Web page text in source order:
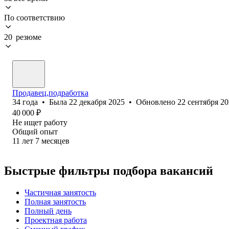
По соответствию
20 резюме
Продавец,подработка
34 года • Была 22 декабря 2025 • Обновлено 22 сентября
40 000 ₽
Не ищет работу
Общий опыт
11 лет 7 месяцев
Быстрые фильтры подбора вакансий
Частичная занятость
Полная занятость
Полный день
Проектная работа